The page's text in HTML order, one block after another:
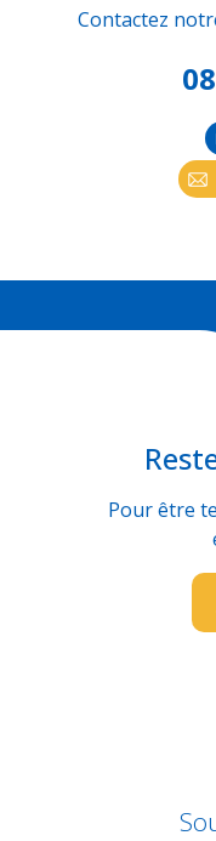
Contactez
Pour être